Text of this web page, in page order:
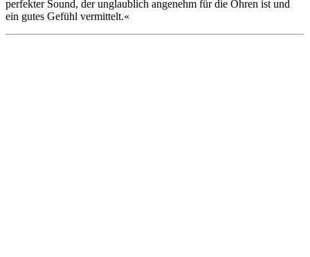
perfekter Sound, der unglaublich angenehm für die Ohren ist und
ein gutes Gefühl vermittelt.«